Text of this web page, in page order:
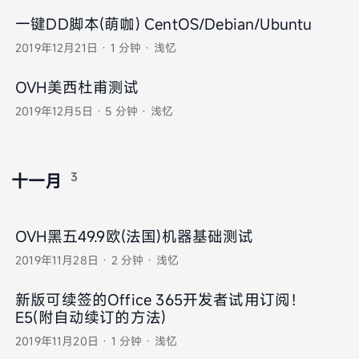
一键DD脚本(萌咖) CentOS/Debian/Ubuntu
2019年12月21日 · 1 分钟 · 浅忆
OVH美西杜甫测试
2019年12月5日 · 5 分钟 · 浅忆
十一月 3
OVH黑五49.9欧(法国)机器基础测试
2019年11月28日 · 2 分钟 · 浅忆
新版可续签的Office 365开发者试用订阅！
E5(附自动续订的方法)
2019年11月20日 · 1 分钟 · 浅忆